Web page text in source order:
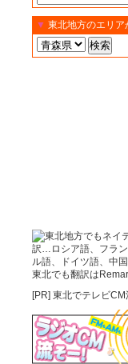
▼ 東北地方のエリア
東北でも翻訳は
[PR] 東北でテレビCM